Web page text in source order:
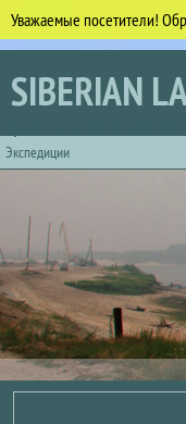
Уважаемые посетители!
Перейти к основному содержанию
SIBERIAN
Экспедиции